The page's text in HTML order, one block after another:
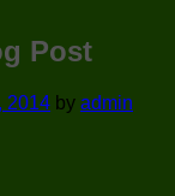
Post
2014 by admin